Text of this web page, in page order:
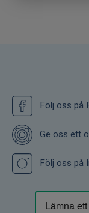
SOCKER.
Följ oss på
Ge oss ett
Följ oss på